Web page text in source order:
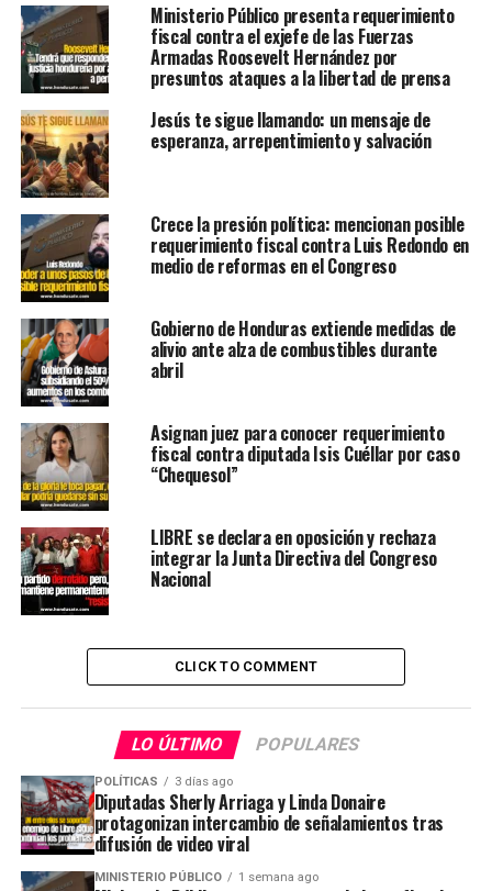
Ministerio Público presenta requerimiento
fiscal contra el exjefe de las Fuerzas
Armadas Roosevelt Hernández por
presuntos ataques a la libertad de prensa
Jesús te sigue llamando: un mensaje de
esperanza, arrepentimiento y salvación
Crece la presión política: mencionan posible
requerimiento fiscal contra Luis Redondo en
medio de reformas en el Congreso
Gobierno de Honduras extiende medidas de
alivio ante alza de combustibles durante
abril
Asignan juez para conocer requerimiento
fiscal contra diputada Isis Cuéllar por caso
“Chequesol”
LIBRE se declara en oposición y rechaza
integrar la Junta Directiva del Congreso
Nacional
CLICK TO COMMENT
LO ÚLTIMO POPULARES
POLÍTICAS 3 días ago
Diputadas Sherly Arriaga y Linda Donaire
protagonizan intercambio de señalamientos tras
difusión de video viral
MINISTERIO PÚBLICO 1 semana ago